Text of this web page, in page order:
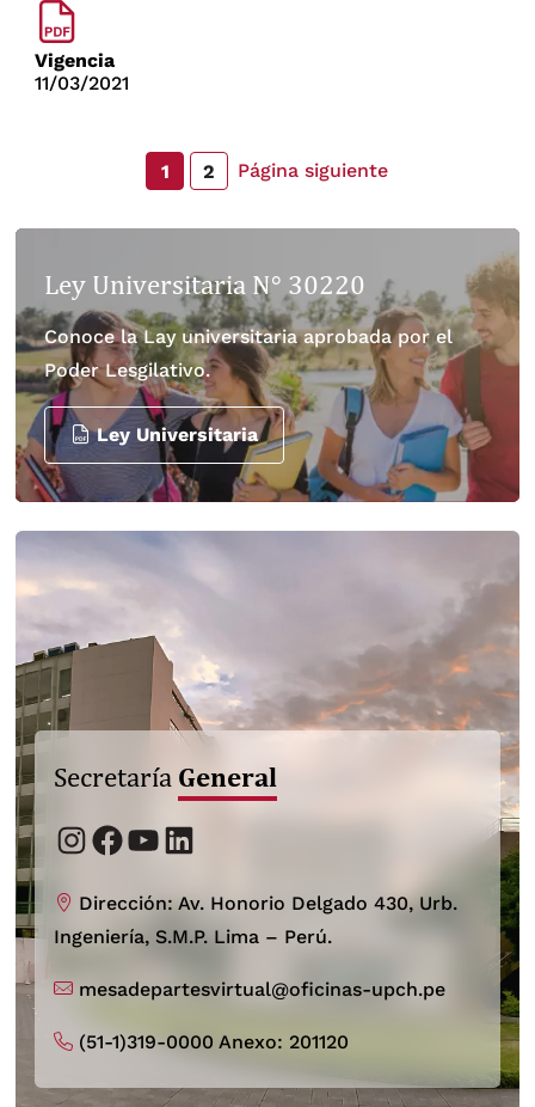
Vigencia
11/03/2021
1 2 Página siguiente
Ley Universitaria N° 30220
Conoce la Lay universitaria aprobada por el
Poder Lesgilativo.
Ley Universitaria
Secretaría General
Instagram
Facebook
YouTube
LinkedIn
Dirección: Av. Honorio Delgado 430, Urb.
Ingeniería, S.M.P. Lima – Perú.
mesadepartesvirtual@oficinas-upch.pe
(51-1)319-0000 Anexo: 201120